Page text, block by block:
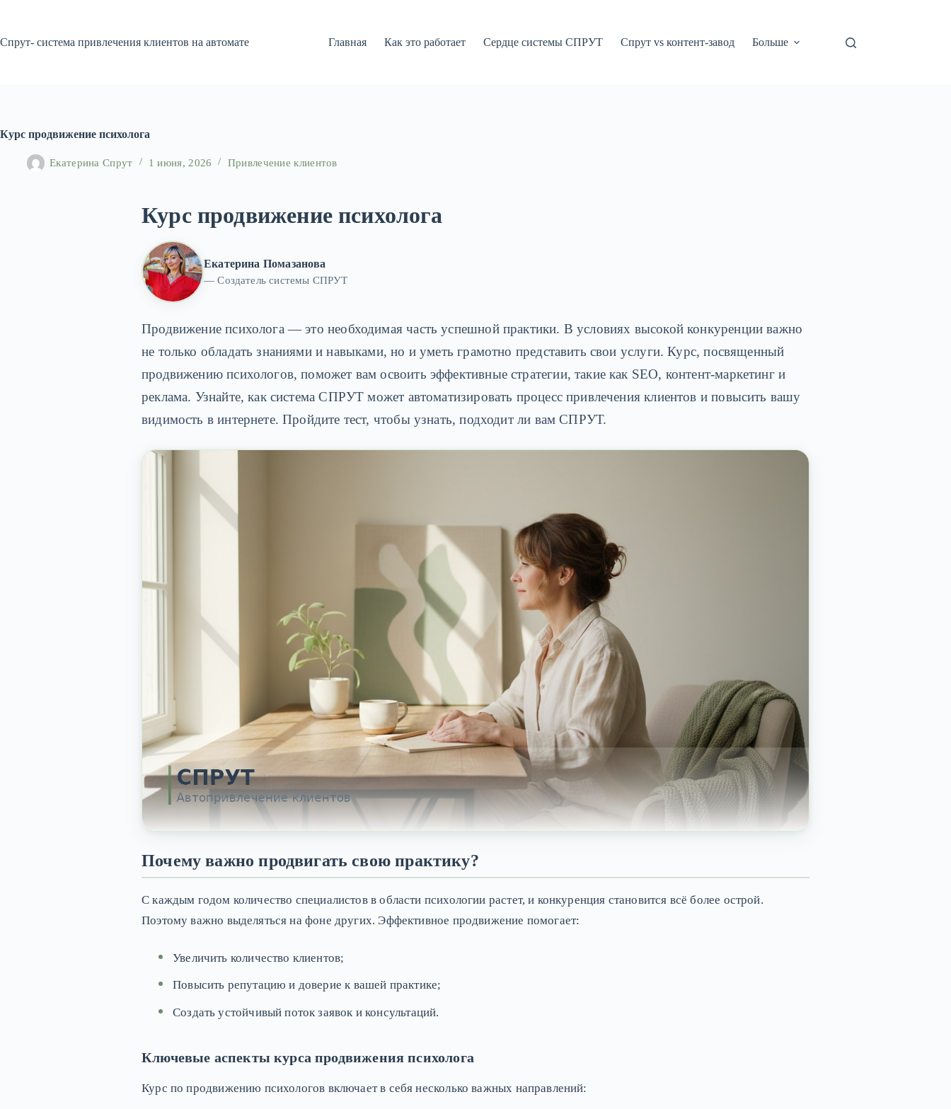
Спрут- система привлечения клиентов на автомате
Главная Как это работает Сердце системы СПРУТ Спрут vs контент-завод Больше
Курс продвижение психолога
Екатерина Спрут 1 июня, 2026 Привлечение клиентов
Курс продвижение психолога
Екатерина Помазанова
— Создатель системы СПРУТ
Продвижение психолога — это необходимая часть успешной практики. В условиях высокой конкуренции важно
не только обладать знаниями и навыками, но и уметь грамотно представить свои услуги. Курс, посвященный
продвижению психологов, поможет вам освоить эффективные стратегии, такие как SEO, контент-маркетинг и
реклама. Узнайте, как система СПРУТ может автоматизировать процесс привлечения клиентов и повысить вашу
видимость в интернете. Пройдите тест, чтобы узнать, подходит ли вам СПРУТ.
Почему важно продвигать свою практику?
С каждым годом количество специалистов в области психологии растет, и конкуренция становится всё более острой.
Поэтому важно выделяться на фоне других. Эффективное продвижение помогает:
Увеличить количество клиентов;
Повысить репутацию и доверие к вашей практике;
Создать устойчивый поток заявок и консультаций.
Ключевые аспекты курса продвижения психолога
Курс по продвижению психологов включает в себя несколько важных направлений: